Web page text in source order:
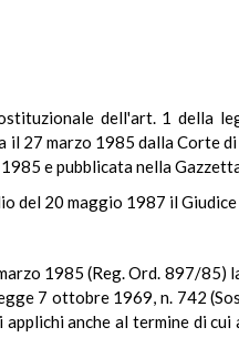
dell'art. 1 della
il 27 marzo 1985 dalla
e pubblicata nella
del 20 maggio 1987 il
1985 (Reg. Ord. 897/
7 ottobre 1969, n. 742
applichi anche al termine di